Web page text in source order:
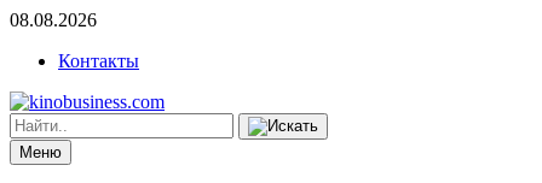
08.08.2026
Контакты
Меню